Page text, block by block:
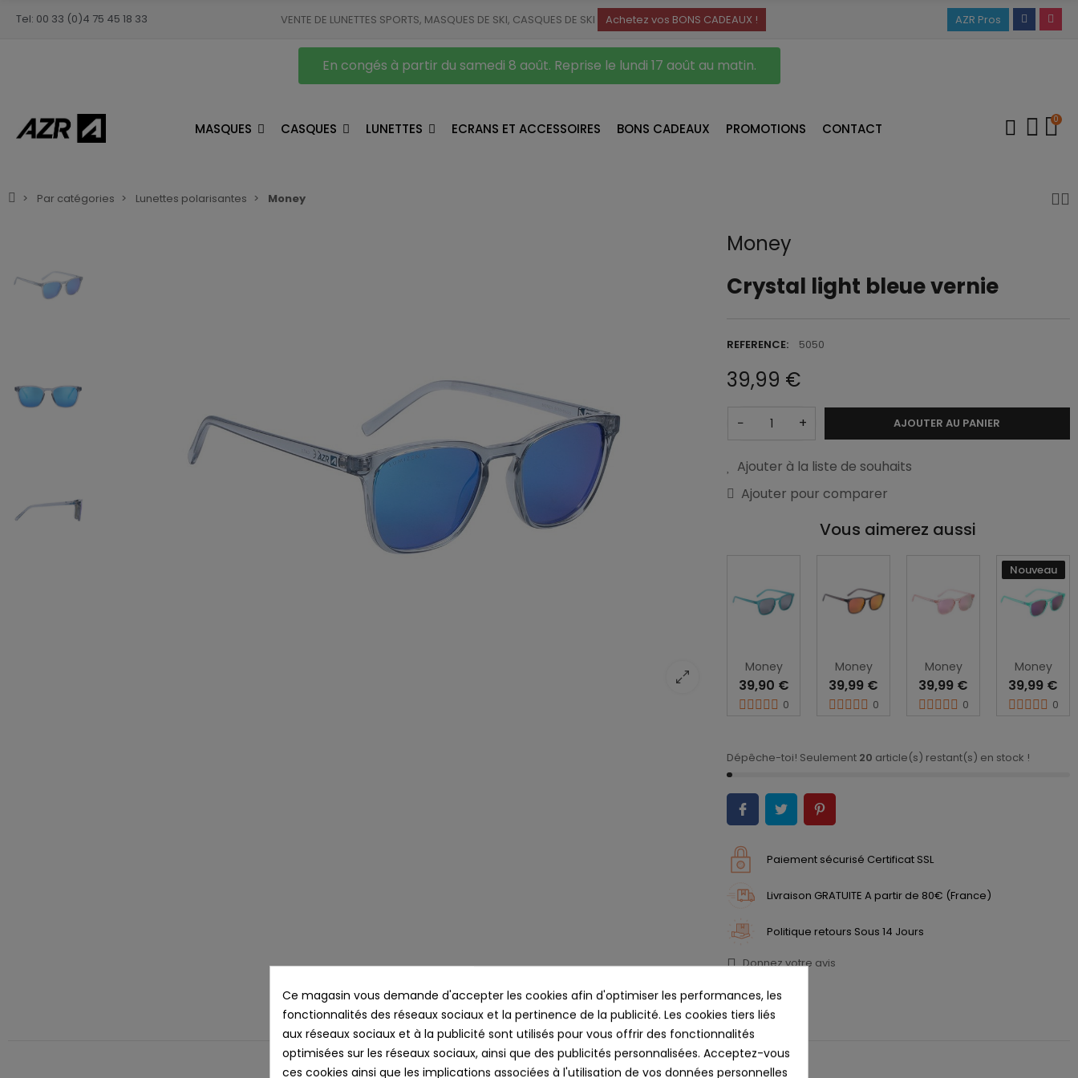
Tel: 00 33 (0)4 75 45 18 33 VENTE DE LUNETTES SPORTS, MASQUES DE SKI, CASQUES DE SKI Achetez vos BONS CADEAUX ! AZR Pros
En congés à partir du samedi 8 août. Reprise le lundi 17 août au matin.
MASQUES CASQUES LUNETTES ECRANS ET ACCESSOIRES BONS CADEAUX PROMOTIONS CONTACT
0
Par catégories Lunettes polarisantes Money
Money
Crystal light bleue vernie
REFERENCE: 5050
39,99 €
− + AJOUTER AU PANIER
Ajouter à la liste de souhaits
Ajouter pour comparer
Vous aimerez aussi
Money
39,90 €
0
Money
39,99 €
0
Money
39,99 €
0
Nouveau
Money
39,99 €
0
Dépêche-toi! Seulement 20 article(s) restant(s) en stock !
Paiement sécurisé Certificat SSL
Livraison GRATUITE A partir de 80€ (France)
Politique retours Sous 14 Jours
Donnez votre avis
Description Détails du produit Commentaires
Ce magasin vous demande d'accepter les cookies afin d'optimiser les performances, les
fonctionnalités des réseaux sociaux et la pertinence de la publicité. Les cookies tiers liés
aux réseaux sociaux et à la publicité sont utilisés pour vous offrir des fonctionnalités
optimisées sur les réseaux sociaux, ainsi que des publicités personnalisées. Acceptez-vous
ces cookies ainsi que les implications associées à l'utilisation de vos données personnelles